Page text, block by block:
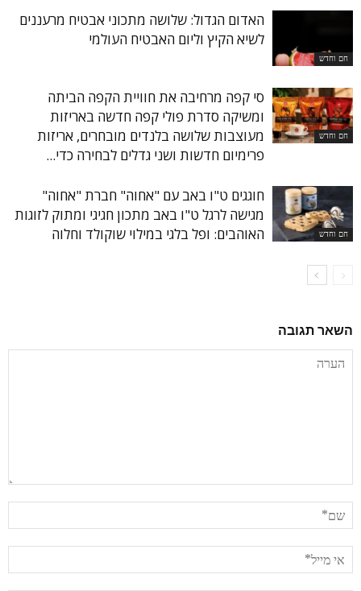
חם וחדש
האדום הגדול: שלושה מתכוני אבטיח מרעננים
לשיא הקיץ וליום האבטיח העולמי
חם וחדש
סי קפה מרחיבה את חוויית הקפה הביתה
ומשיקה סדרת פולי קפה חדשה באריזות
מעוצבות שלושה בלנדים מובחרים, אריזות
פרימיום חדשות ושני גדלים לבחירה כדי...
חם וחדש
חוגגים ט"ו באב עם "אחוה" חברת "אחוה"
מגישה לרגל ט"ו באב מתכון חגיגי ומתוק לזוגות
האוהבים: ופל בלגי במילוי שוקולד וחלוה
השאר תגובה